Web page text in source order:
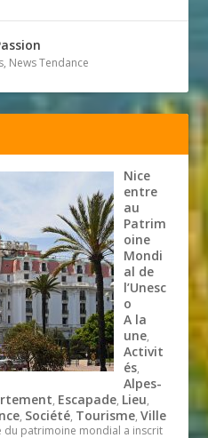
, News Tendance
Nice
entre
au
Patrim
oine
Mondi
al de
l’Unesc
o
A la
une,
Activit
és,
Alpes-
, Escapade, Lieu,
, Société, Tourisme,Ville
du patrimoine mondial a inscrit